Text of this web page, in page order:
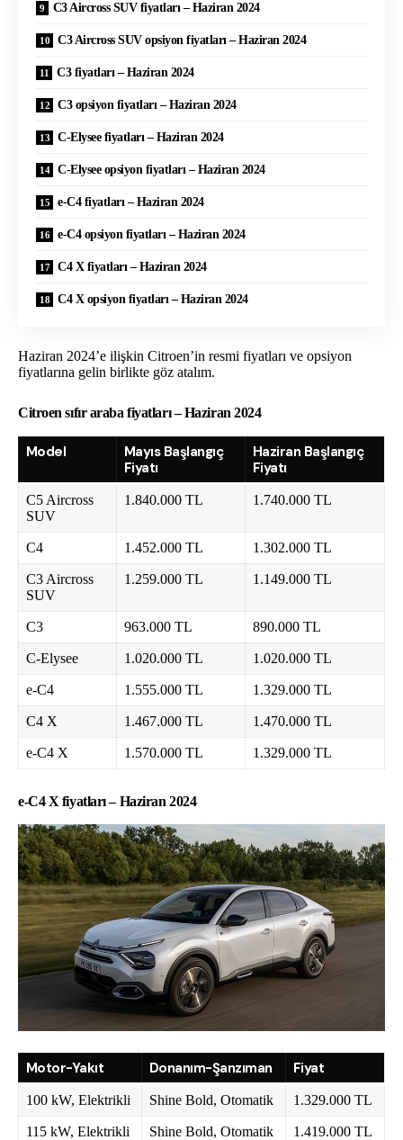
C3 Aircross SUV fiyatları – Haziran 2024
C3 Aircross SUV opsiyon fiyatları – Haziran 2024
C3 fiyatları – Haziran 2024
C3 opsiyon fiyatları – Haziran 2024
C-Elysee fiyatları – Haziran 2024
C-Elysee opsiyon fiyatları – Haziran 2024
e-C4 fiyatları – Haziran 2024
e-C4 opsiyon fiyatları – Haziran 2024
C4 X fiyatları – Haziran 2024
C4 X opsiyon fiyatları – Haziran 2024
Haziran 2024’e ilişkin Citroen’in resmi fiyatları ve opsiyon
fiyatlarına gelin birlikte göz atalım.
Citroen sıfır araba fiyatları – Haziran 2024
Model
Mayıs Başlangıç
Fiyatı
Haziran Başlangıç
Fiyatı
C5 Aircross
SUV
1.840.000 TL 1.740.000 TL
C4 1.452.000 TL 1.302.000 TL
C3 Aircross
SUV
1.259.000 TL 1.149.000 TL
C3 963.000 TL 890.000 TL
C-Elysee 1.020.000 TL 1.020.000 TL
e-C4 1.555.000 TL 1.329.000 TL
C4 X 1.467.000 TL 1.470.000 TL
e-C4 X 1.570.000 TL 1.329.000 TL
e-C4 X fiyatları – Haziran 2024
Motor-Yakıt Donanım-Şanzıman Fiyat
100 kW, Elektrikli Shine Bold, Otomatik 1.329.000 TL
115 kW, Elektrikli Shine Bold, Otomatik 1.419.000 TL